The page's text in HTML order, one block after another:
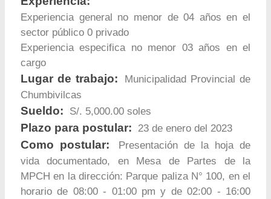
Experiencia general no menor de 04 años en el
sector público 0 privado
Experiencia especifica no menor 03 años en el
cargo
Lugar de trabajo:
Municipalidad Provincial de
Chumbivilcas
Sueldo: S/. 5,000.00 soles
Plazo para postular: 23 de enero del 2023
Como postular:
Presentación de la hoja de
vida documentado, en Mesa de Partes de la
MPCH en la dirección: Parque paliza N° 100, en el
horario de 08:00 - 01:00 pm y de 02:00 - 16:00